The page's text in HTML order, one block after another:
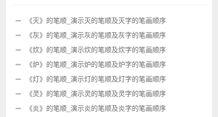
《灭》的笔顺_演示灭的笔顺及灭字的笔画顺序
《灰》的笔顺_演示灰的笔顺及灰字的笔画顺序
《炊》的笔顺_演示炊的笔顺及炊字的笔画顺序
《炉》的笔顺_演示炉的笔顺及炉字的笔画顺序
《灯》的笔顺_演示灯的笔顺及灯字的笔画顺序
《灵》的笔顺_演示灵的笔顺及灵字的笔画顺序
《炎》的笔顺_演示炎的笔顺及炎字的笔画顺序